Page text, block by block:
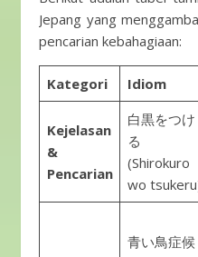
Jepang yang
pencarian kebahagiaan:
Kategori Idiom
Kejelasan
&
Pencarian
白黒をつけ
る
(Shirokuro
wo
青い鳥症候